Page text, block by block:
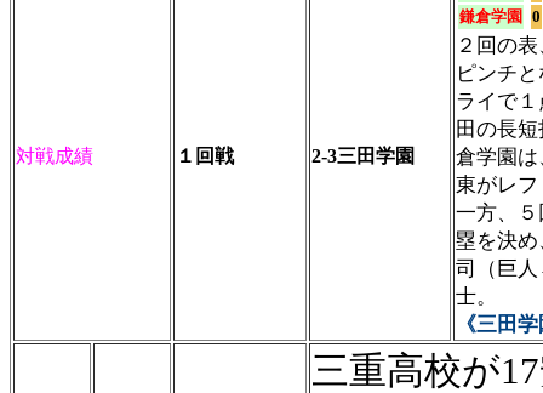
対戦成績 １回戦 2-3三田学園
鎌倉学園 0
２回の
ピンチ
ライで
田の長
倉学園
東がレ
一方、
塁を決
司（巨
士。
《三田
三重高校が